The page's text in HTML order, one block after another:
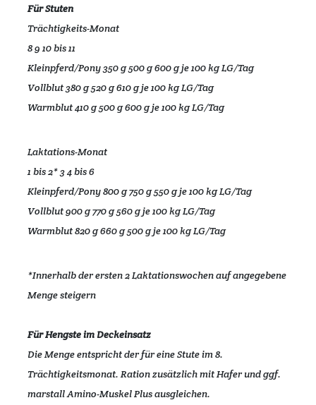
Für Stuten
Trächtigkeits-Monat
8 9 10 bis 11
Kleinpferd/Pony 350 g 500 g 600 g je 100 kg LG/Tag
Vollblut 380 g 520 g 610 g je 100 kg LG/Tag
Warmblut 410 g 500 g 600 g je 100 kg LG/Tag
Laktations-Monat
1 bis 2* 3 4 bis 6
Kleinpferd/Pony 800 g 750 g 550 g je 100 kg LG/Tag
Vollblut 900 g 770 g 560 g je 100 kg LG/Tag
Warmblut 820 g 660 g 500 g je 100 kg LG/Tag
*Innerhalb der ersten 2 Laktationswochen auf angegebene
Menge steigern
Für Hengste im Deckeinsatz
Die Menge entspricht der für eine Stute im 8.
Trächtigkeitsmonat. Ration zusätzlich mit Hafer und ggf.
marstall Amino-Muskel Plus ausgleichen.